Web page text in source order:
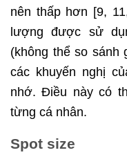
nên thấp hơn [9,
lượng được sử
(không thể so sánh
các khuyến nghị
nhớ. Điều này có
từng cá nhân.
Spot size